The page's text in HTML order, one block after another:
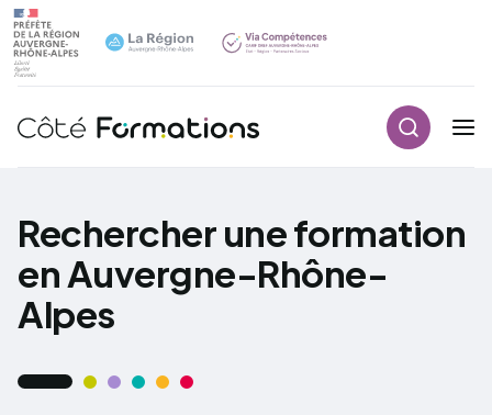
Navigation principale
Rechercher une formation
en Auvergne-Rhône-
Alpes